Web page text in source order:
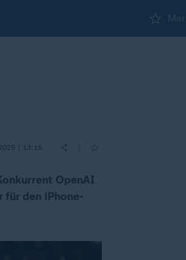
| 13:15
OpenAI
für den iPhone-